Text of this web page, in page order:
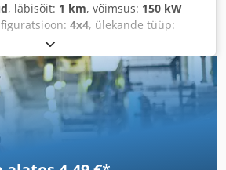
, läbisõit: 1 km, võimsus: 150 kW
4x4, ülekande tüüp:
2013